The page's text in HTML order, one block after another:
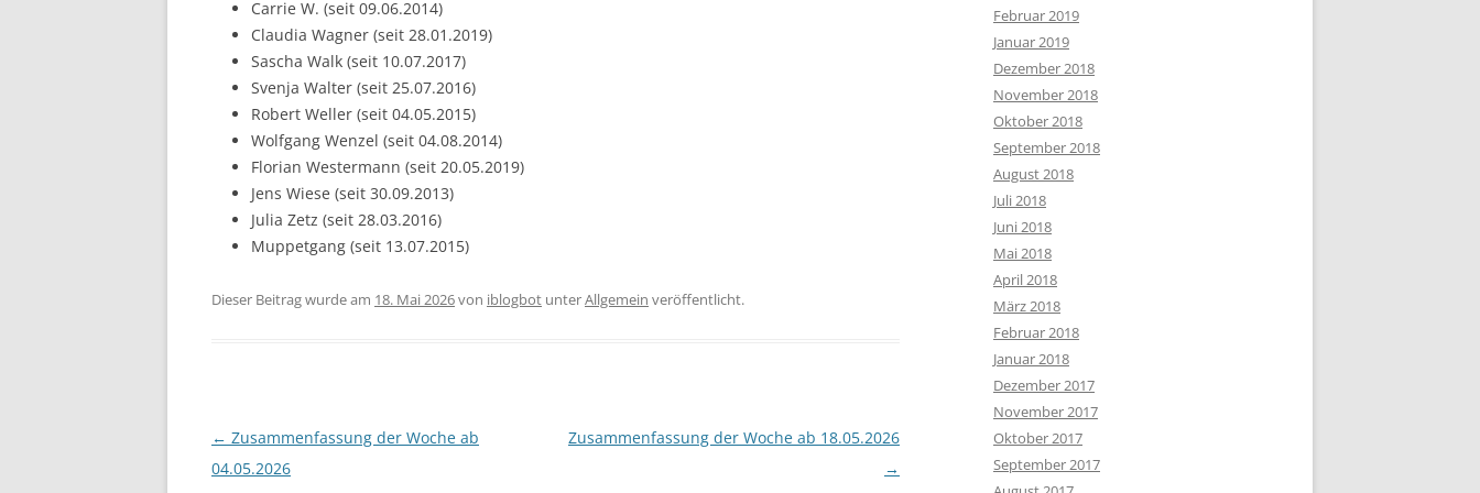
Carrie W. (seit 09.06.2014)
Claudia Wagner (seit 28.01.2019)
Sascha Walk (seit 10.07.2017)
Svenja Walter (seit 25.07.2016)
Robert Weller (seit 04.05.2015)
Wolfgang Wenzel (seit 04.08.2014)
Florian Westermann (seit 20.05.2019)
Jens Wiese (seit 30.09.2013)
Julia Zetz (seit 28.03.2016)
Muppetgang (seit 13.07.2015)
Dieser Beitrag wurde am 18. Mai 2026von iblogbot unterAllgemein veröffentlicht.
Beitragsnavigation
← Zusammenfassung der Woche ab
04.05.2026
Zusammenfassung der Woche ab 18.05.2026
→
Februar 2019
Januar 2019
Dezember 2018
November 2018
Oktober 2018
September 2018
August 2018
Juli 2018
Juni 2018
Mai 2018
April 2018
März 2018
Februar 2018
Januar 2018
Dezember 2017
November 2017
Oktober 2017
September 2017